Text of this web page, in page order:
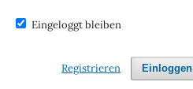
Eingeloggt bleiben
Einloggen
Registrieren